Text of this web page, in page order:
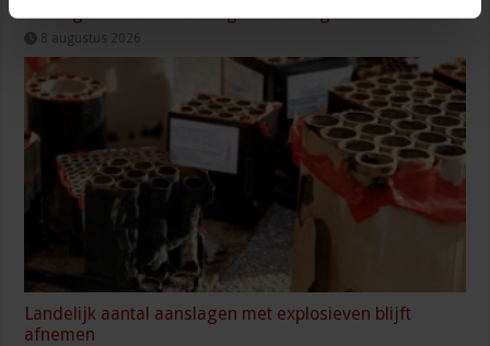
OM legt record aan beslag crimineel geld
8 augustus 2026
Landelijk aantal aanslagen met explosieven blijft
afnemen